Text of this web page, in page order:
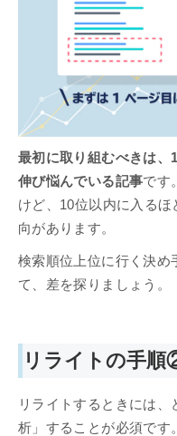
最初に取り組むべきは、
伸び悩んでいる記事です
けど、10位以内に入る
向があります。
検索順位上位に行く決め
て、差を探りましょう。
リライトの手
リライトするときには
析」することが必須です